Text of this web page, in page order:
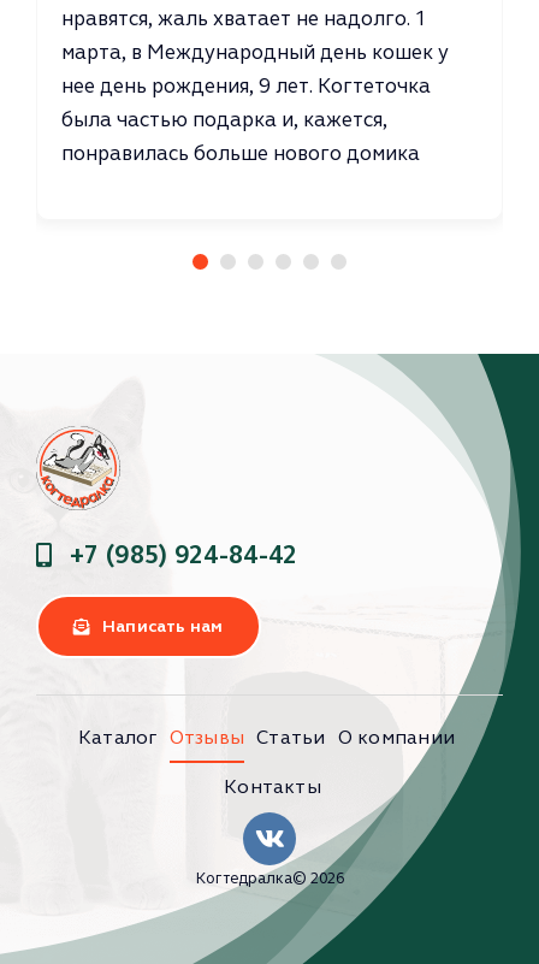
нравятся, жаль хватает не надолго. 1
марта, в Международный день кошек у
нее день рождения, 9 лет. Когтеточка
была частью подарка и, кажется,
понравилась больше нового домика
+7 (985) 924-84-42
Написать нам
Каталог Отзывы Статьи О компании
Контакты
Когтедралка© 2026